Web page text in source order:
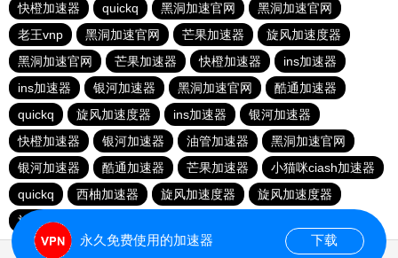
快橙加速器
quickq 黑洞加速官网
黑洞加速官网
老王vnp
黑洞加速官网 芒果加速器
旋风加速度器
黑洞加速官网
芒果加速器 快橙加速器
ins加速器
ins加速器
银河加速器 黑洞加速官网
酷通加速器
quickq
旋风加速度器 ins加速器
银河加速器
快橙加速器
银河加速器 油管加速器
黑洞加速官网
银河加速器
酷通加速器 芒果加速器
小猫咪ciash加速器
quickq
西柚加速器 旋风加速度器
旋风加速度器
旋风加速度器
永久免费使用的加速器 下载